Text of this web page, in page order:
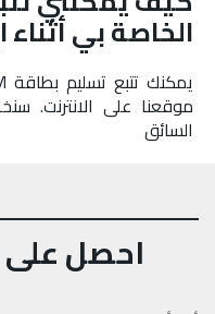
الخاصة بي أثناء
موقعنا على الانترنت.
السائق
احصل